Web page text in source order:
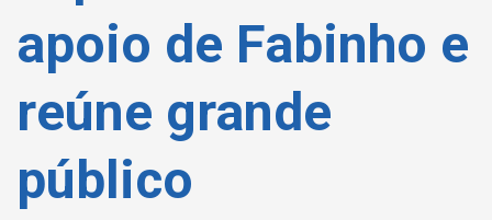
apoio de Fabinho e
reúne grande
público